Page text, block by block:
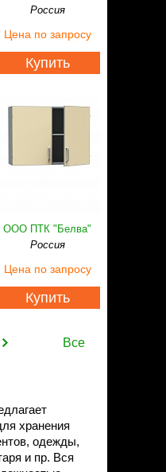
Россия
Цена по запросу
Купить
ООО ПТК "Белва"
Россия
Цена по запросу
Купить
Все
хранения
одежды,
и пр. Вся